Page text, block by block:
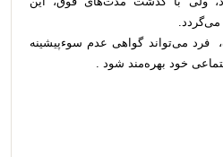
می‌گردد.
فرد می‌تواند گواهی عدم سوءپیشینه
خود بهره‌مند شود .